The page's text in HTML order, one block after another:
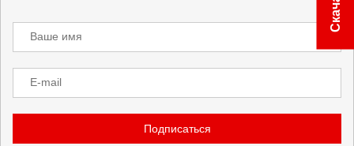
Ваше имя
E-mail
Подписаться